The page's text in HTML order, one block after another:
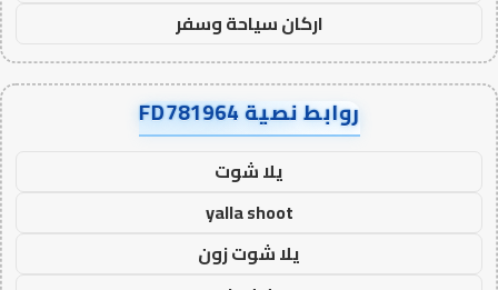
اركان سياحة وسفر
روابط نصية FD781964
يلا شوت
yalla shoot
يلا شوت زون